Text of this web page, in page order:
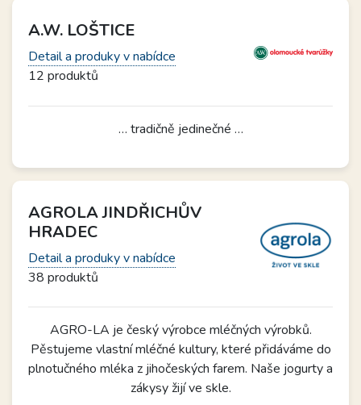
A.W. LOŠTICE
Detail a produky v nabídce
12 produktů
… tradičně jedinečné …
AGROLA JINDŘICHŮV
HRADEC
Detail a produky v nabídce
38 produktů
AGRO-LA je český výrobce mléčných výrobků.
Pěstujeme vlastní mléčné kultury, které přidáváme do
plnotučného mléka z jihočeských farem. Naše jogurty a
zákysy žijí ve skle.